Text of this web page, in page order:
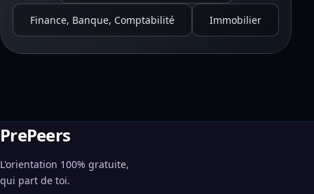
Finance, Banque, Comptabilité Immobilier
PrePeers
L'orientation 100% gratuite,
qui part de toi.